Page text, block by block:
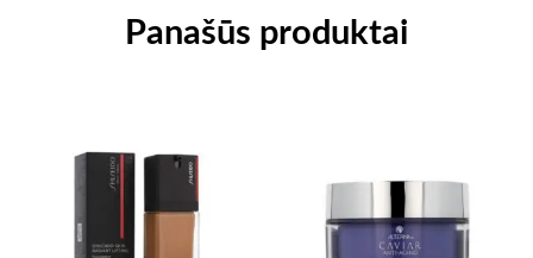
Panašūs produktai